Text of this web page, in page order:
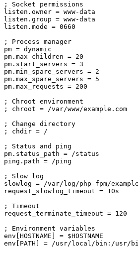
; Socket permissions
listen.owner = www-data
listen.group = www-data
listen.mode = 0660
; Process manager
pm = dynamic
pm.max_children = 20
pm.start_servers = 3
pm.min_spare_servers = 2
pm.max_spare_servers = 5
pm.max_requests = 200
; Chroot environment
; chroot = /var/www/example.com
; Change directory
; chdir = /
; Status and ping
pm.status_path = /status
ping.path = /ping
; Slow log
slowlog = /var/log/php-fpm/
request_slowlog_timeout = 10s
; Timeout
request_terminate_timeout = 120
; Environment variables
env[HOSTNAME] = $HOSTNAME
env[PATH] = /usr/local/bin:/usr/